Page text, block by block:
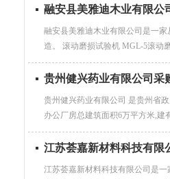
融安县美雅迪木业有限公
融安县美雅迪木业有限公司是一
造。 滚动磨损试验机 MGL-5滚动
贵州健兴药业有限公司采
贵州健兴药业有限公司 是贵州省
办公厂房总建筑面积6万平方米,
江苏荟嘉新材料科技有限
江苏荟嘉新材料科技有限公司是